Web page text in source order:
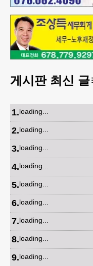
게시판 최신 글
1.loading...
2.loading...
3.loading...
4.loading...
5.loading...
6.loading...
7.loading...
8.loading...
9.loading...